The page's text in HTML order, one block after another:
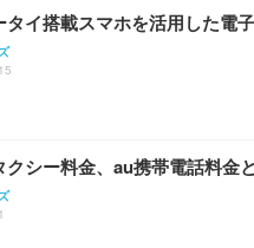
タイ搭載スマホを活用した
クシー料金、au携帯電話料金